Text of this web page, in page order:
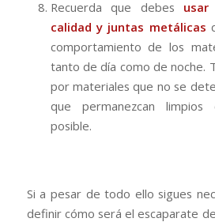
Recuerda que debes
calidad y juntas metálicas
comportamiento de los
tanto de día como de noche.
por materiales que no se
que permanezcan
posible.
Si a pesar de todo ello sigues
definir cómo será el escaparate